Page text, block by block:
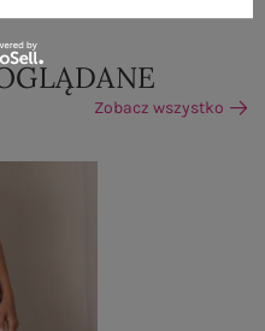
Zobacz wszystko